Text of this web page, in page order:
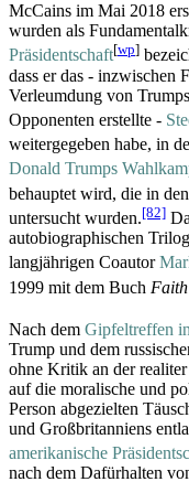
McCains im Mai 2018
wurden als
Präsidentschaft[wp]
dass er das - inzwischen
Verleumdung von
Opponenten erstellte -
weitergegeben habe, in
Donald Trumps
behauptet wird, die in
untersucht wurden.[82]
autobiographischen
langjährigen Coautor
1999 mit dem Buch
Nach dem Gipfeltreffen
Trump und dem
ohne Kritik an der
auf die moralische und
Person abgezielten
und Großbritanniens
amerikanische
nach dem Dafürhalten